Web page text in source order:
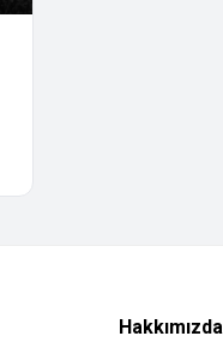
Hakkımızda